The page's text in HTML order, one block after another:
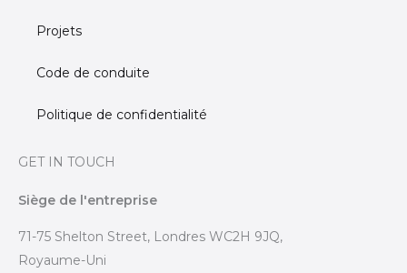
Projets
Code de conduite
Politique de confidentialité
GET IN TOUCH
Siège de l'entreprise
71-75 Shelton Street, Londres WC2H 9JQ,
Royaume-Uni